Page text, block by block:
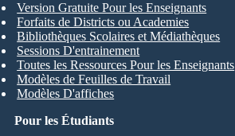
Pour les Étudiants
Version Gratuite Pour les Enseignants
Forfaits de Districts ou Academies
Bibliothèques Scolaires et Médiathèques
Sessions D'entrainement
Toutes les Ressources Pour les Enseignants
Modèles de Feuilles de Travail
Modèles D'affiches